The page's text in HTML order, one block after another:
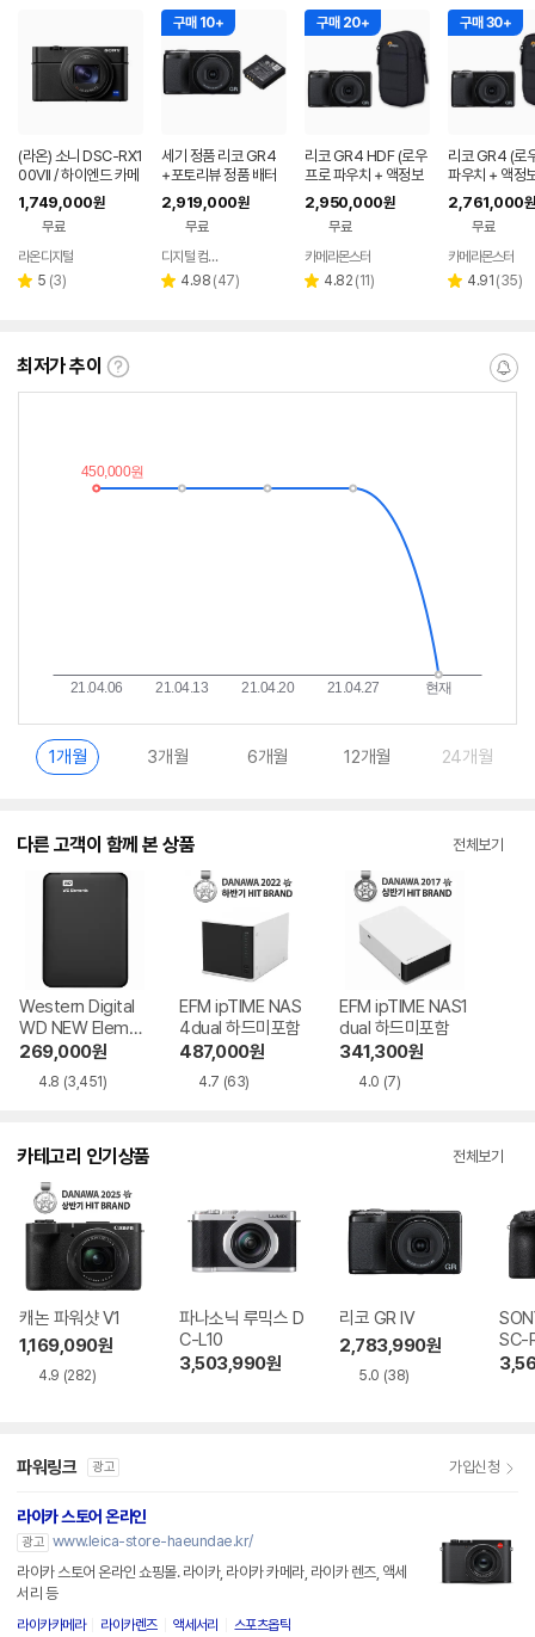
(라온) 소니 DSC-RX1
00VII / 하이엔드 카메
라 새상품 RX100M7
1,749,000원
무료
라온디지털
별 5 리
(3)
구매 10+
세기 정품 리코 GR4
+포토리뷰 정품 배터
리 (세기몰 정품보유)
2,919,000원
무료
페이
디지털 컴온탑
별 4.98 리
(47)
구매 20+
리코 GR4 HDF (로우
프로 파우치 + 액정보
호필름+ 리더기 포함)
2,950,000원
무료
카메라몬스터
별 4.82 리
(11)
구매 30+
리코 GR4 (로
파우치 + 액정
름+ 리더기 포
2,761,000원
무료
카메라몬스터
별 4.91 리
(35)
최저가 추이
최
이
란?
알
1개월 3개월 6개월 12개월 24개월
다른 고객이 함께 본 상품 전체보기
Western Digital
WD NEW Elemen
ts Portable Gen2
4TB
269,000원
4.8 (3,451)
EFM ipTIME NAS
4dual 하드미포함
487,000원
4.7 (63)
EFM ipTIME NAS1
dual 하드미포함
341,300원
4.0 (7)
카테고리 인기상품 전체보기
캐논 파워샷 V1
1,169,090원
4.9 (282)
파나소닉 루믹스 D
C-L10
3,503,990원
리코 GR IV
2,783,990원
5.0 (38)
SC-
파워링크 광고 가입신청
라이카 스토어 온라인
광고 www.leica-store-haeundae.kr/
라이카 스토어 온라인 쇼핑몰. 라이카, 라이카 카메라, 라이카 렌즈, 액세
서리 등
라이카카메라 라이카렌즈 액세서리 스포츠옵틱